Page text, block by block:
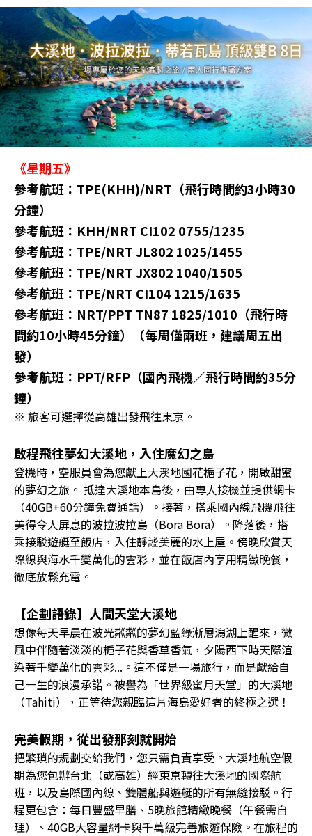
《星期五》
參考航班：TPE(KHH)/NRT（飛行時間約3小時30
分鐘）
參考航班：KHH/NRT CI102 0755/1235
參考航班：TPE/NRT JL802 1025/1455
參考航班：TPE/NRT JX802 1040/1505
參考航班：TPE/NRT CI104 1215/1635
參考航班：NRT/PPT TN87 1825/1010（飛行時
間約10小時45分鐘）（每周僅兩班，建議周五出
發）
參考航班：PPT/RFP（國內飛機／飛行時間約35分
鐘）
※ 旅客可選擇從高雄出發飛往東京。
啟程飛往夢幻大溪地，入住魔幻之島
登機時，空服員會為您獻上大溪地國花梔子花，開啟甜蜜
的夢幻之旅。 抵達大溪地本島後，由專人接機並提供網卡
（40GB+60分鐘免費通話）。接著，搭乘國內線飛機飛往
美得令人屏息的波拉波拉島（Bora Bora）。降落後，搭
乘接駁遊艇至飯店，入住靜謐美麗的水上屋。傍晚欣賞天
際線與海水千變萬化的雲彩，並在飯店內享用精緻晚餐，
徹底放鬆充電。
【企劃語錄】人間天堂大溪地
想像每天早晨在波光粼粼的夢幻藍綠漸層潟湖上醒來，微
風中伴隨著淡淡的梔子花與香草香氣，夕陽西下時天際渲
染著千變萬化的雲彩...。這不僅是一場旅行，而是獻給自
己一生的浪漫承諾。被譽為「世界級蜜月天堂」的大溪地
（Tahiti），正等待您親臨這片海島愛好者的終極之選！
完美假期，從出發那刻就開始
把繁瑣的規劃交給我們，您只需負責享受。大溪地航空假
期為您包辦台北（或高雄）經東京轉往大溪地的國際航
班，以及島際國內線、雙體船與遊艇的所有無縫接駁。行
程更包含：每日豐盛早膳、5晚旅館精緻晚餐（午餐需自
理）、40GB大容量網卡與千萬級完善旅遊保險。在旅程的